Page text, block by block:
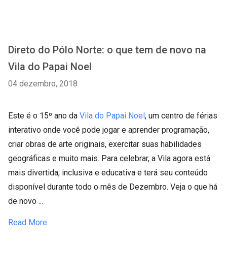
Direto do Pólo Norte: o que tem de novo na
Vila do Papai Noel
04 dezembro, 2018
Este é o 15º ano da Vila do Papai Noel, um centro de férias
interativo onde você pode jogar e aprender programação,
criar obras de arte originais, exercitar suas habilidades
geográficas e muito mais. Para celebrar, a Vila agora está
mais divertida, inclusiva e educativa e terá seu conteúdo
disponível durante todo o mês de Dezembro. Veja o que há
de novo ...
Read More